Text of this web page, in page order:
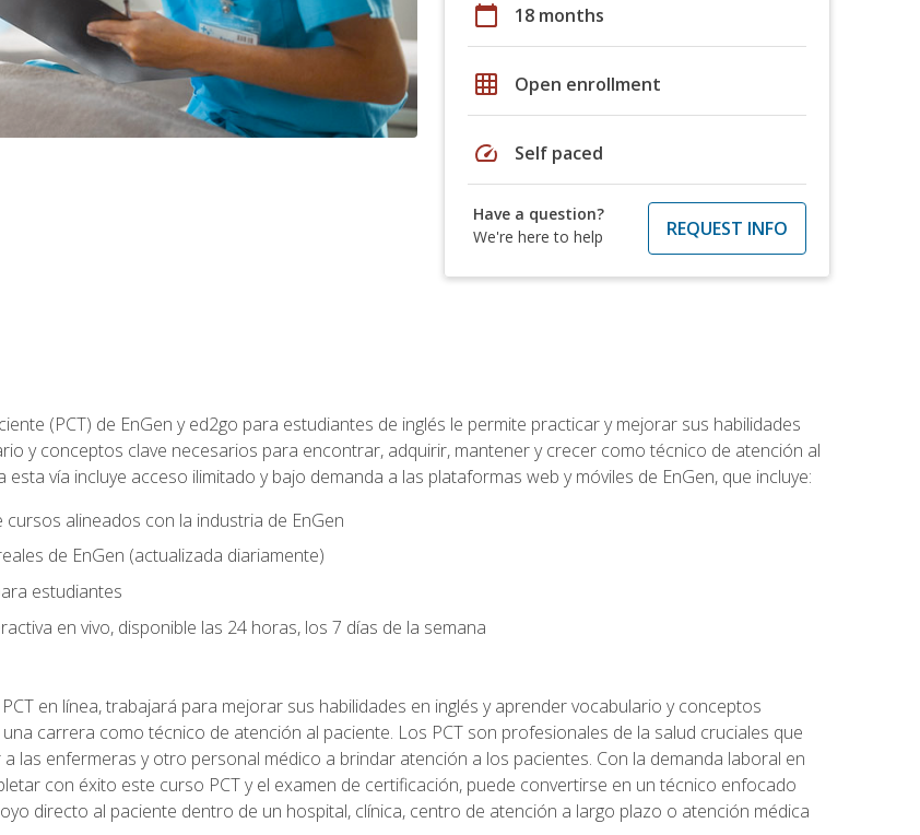
calendar_today 18 months
grid_on Open enrollment
speed Self paced
Have a question?
We're here to help
REQUEST INFO
(PCT) de EnGen y ed2go para estudiantes de inglés le permite practicar y mejorar sus habilidades
y conceptos clave necesarios para encontrar, adquirir, mantener y crecer como técnico de atención al
vía incluye acceso ilimitado y bajo demanda a las plataformas web y móviles de EnGen, que incluye:
alineados con la industria de EnGen
de EnGen (actualizada diariamente)
estudiantes
en vivo, disponible las 24 horas, los 7 días de la semana
en línea, trabajará para mejorar sus habilidades en inglés y aprender vocabulario y conceptos
carrera como técnico de atención al paciente. Los PCT son profesionales de la salud cruciales que
las enfermeras y otro personal médico a brindar atención a los pacientes. Con la demanda laboral en
con éxito este curso PCT y el examen de certificación, puede convertirse en un técnico enfocado
directo al paciente dentro de un hospital, clínica, centro de atención a largo plazo o atención médica